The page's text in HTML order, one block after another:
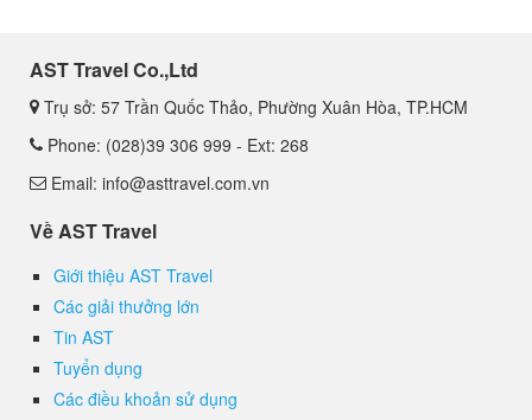
AST Travel Co.,Ltd
Trụ sở: 57 Trần Quốc Thảo, Phường Xuân Hòa, TP.HCM
Phone: (028)39 306 999 - Ext: 268
Email: info@asttravel.com.vn
Về AST Travel
Giới thiệu AST Travel
Các giải thưởng lớn
Tin AST
Tuyển dụng
Các điều khoản sử dụng